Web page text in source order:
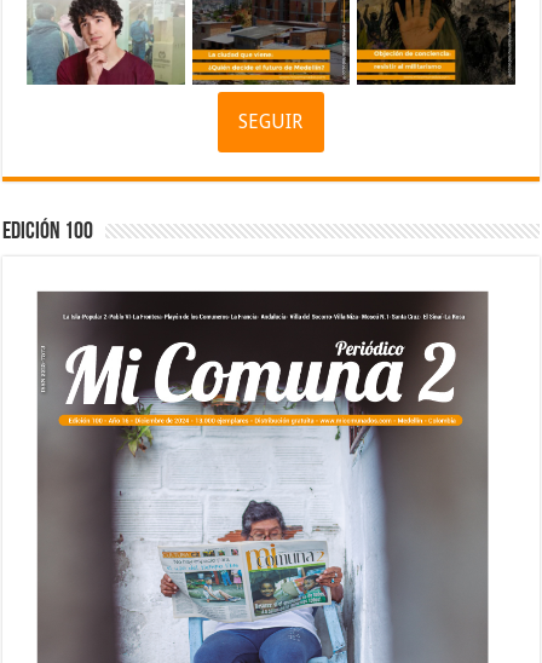
SEGUIR
Edición 100